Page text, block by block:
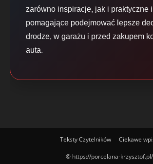
zarówno inspiracje, jak i praktyczne
pomagające podejmować lepsze
drodze, w garażu i przed zakupem
auta.
Teksty Czytelników Ciekawe
© https://porcelana-krzysztof.pl/